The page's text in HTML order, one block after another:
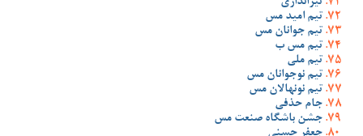
تیراندازی
تیم امید مس
تیم جوانان مس
تیم مس ب
تیم ملی
تیم نوجوانان مس
تیم نونهالان مس
جام حذفی
جشن باشگاه صنعت مس